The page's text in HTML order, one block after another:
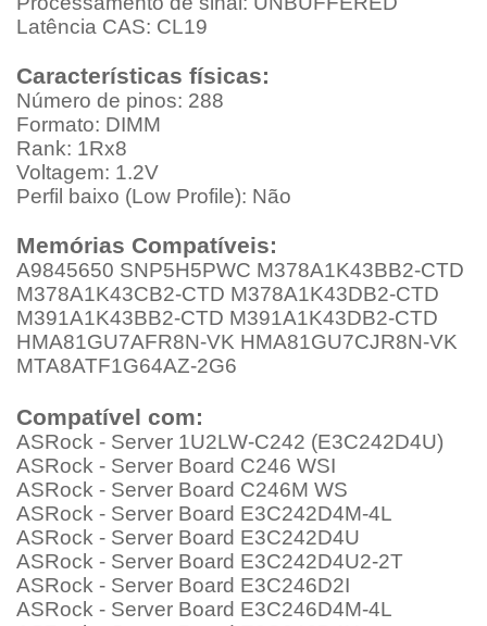
Latência CAS: CL19
Características físicas:
Número de pinos: 288
Formato: DIMM
Rank: 1Rx8
Voltagem: 1.2V
Perfil baixo (Low Profile): Não
Memórias Compatíveis:
A9845650 SNP5H5PWC M378A1K43BB2-CTD
M378A1K43CB2-CTD M378A1K43DB2-CTD
M391A1K43BB2-CTD M391A1K43DB2-CTD
HMA81GU7AFR8N-VK HMA81GU7CJR8N-VK
MTA8ATF1G64AZ-2G6
Compatível com:
ASRock - Server 1U2LW-C242 (E3C242D4U)
ASRock - Server Board C246 WSI
ASRock - Server Board C246M WS
ASRock - Server Board E3C242D4M-4L
ASRock - Server Board E3C242D4U
ASRock - Server Board E3C242D4U2-2T
ASRock - Server Board E3C246D2I
ASRock - Server Board E3C246D4M-4L